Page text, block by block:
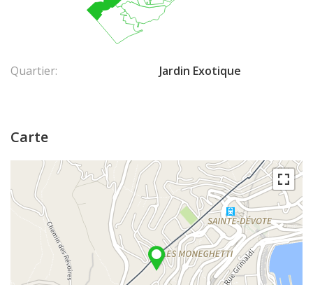
Quartier: Jardin Exotique
Carte